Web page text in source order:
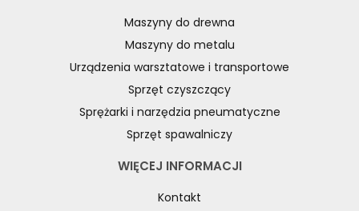
Maszyny do drewna
Maszyny do metalu
Urządzenia warsztatowe i transportowe
Sprzęt czyszczący
Sprężarki i narzędzia pneumatyczne
Sprzęt spawalniczy
WIĘCEJ INFORMACJI
Kontakt